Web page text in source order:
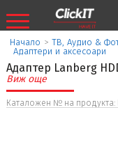
Начало > ТВ, Аудио &
Aдаптери и аксесоари
Адаптер Lanberg
Виж още
Каталожен № на продукта: